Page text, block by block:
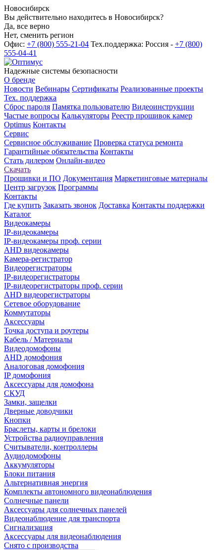
Новосибирск
Вы действительно находитесь в Новосибирск?
Да, все верно
Нет, сменить регион
Офис: +7 (800) 555-21-04 Тех.поддержка: Россия - +7 (800)
555-04-41
Надежные системы безопасности
О бренде
Новости Вебинары Сертификаты Реализованные проекты
Тех. поддержка
Сброс пароля Памятка пользователю Видеоинструкции
Частые вопросы Калькуляторы Реестр прошивок камер
Optimus Контакты
Сервис
Сервисное обслуживание Проверка статуса ремонта
Гарантийные обязательства Контакты
Стать дилером Онлайн-видео
Скачать
Прошивки и ПО Документация Маркетинговые материалы
Центр загрузок Программы
Контакты
Где купить Заказать звонок Доставка Контакты поддержки
Каталог
Видеокамеры
IP-видеокамеры
IP-видеокамеры проф. серии
AHD видеокамеры
Камера-регистратор
Видеорегистраторы
IP-видеорегистраторы
IP-видеорегистраторы проф. серии
AHD видеорегистраторы
Сетевое оборудование
Коммутаторы
Аксессуары
Точка доступа и роутеры
Кабель / Материалы
Видеодомофоны
AHD домофония
Аналоговая домофония
IP домофония
Аксессуары для домофона
СКУД
Замки, защелки
Дверные доводчики
Кнопки
Браслеты, карты и брелоки
Устройства радиоуправления
Считыватели, контроллеры
Аудиодомофоны
Аккумуляторы
Блоки питания
Альтернативная энергия
Комплекты автономного видеонаблюдения
Солнечные панели
Аксессуары для солнечных панелей
Видеонаблюдение для транспорта
Сигнализация
Аксессуары для видеонаблюдения
Снято с производства